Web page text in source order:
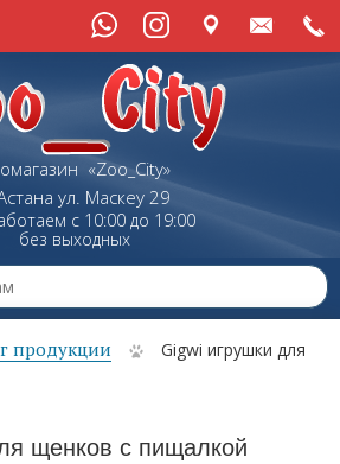
«Zoo_City»
ул. Маскеу29
с 10:00 до 19:00
без выходных
продукции
Gigwi игрушки для
щенков с пищалкой